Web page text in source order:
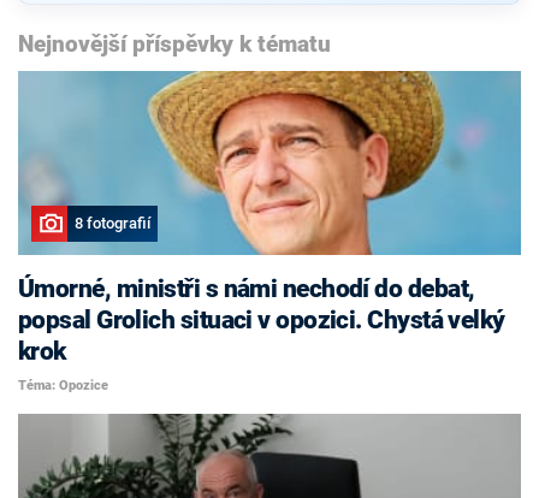
Nejnovější příspěvky k tématu
8 fotografií
Úmorné, ministři s námi nechodí do debat,
popsal Grolich situaci v opozici. Chystá velký
krok
Téma: Opozice